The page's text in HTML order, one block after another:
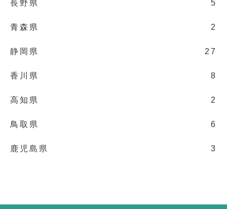
長野県 5
青森県 2
静岡県 27
香川県 8
高知県 2
鳥取県 6
鹿児島県 3